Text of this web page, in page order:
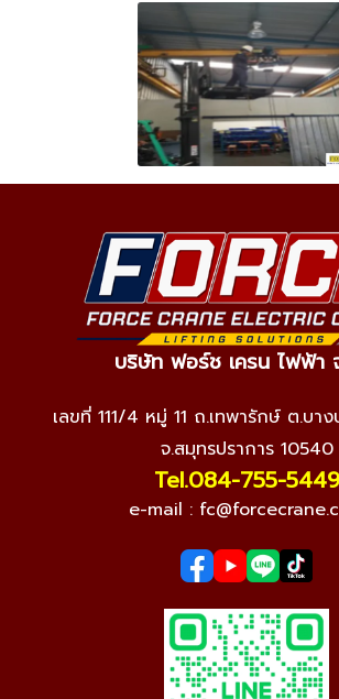
บริษัท ฟอร์ช เครน ไฟฟ้า
เลขที่ 111/4 หมู่ 11 ถ.เทพารักษ์ ต.บา
จ.สมุทรปราการ 10540
Tel.084-755-5449
e-mail :